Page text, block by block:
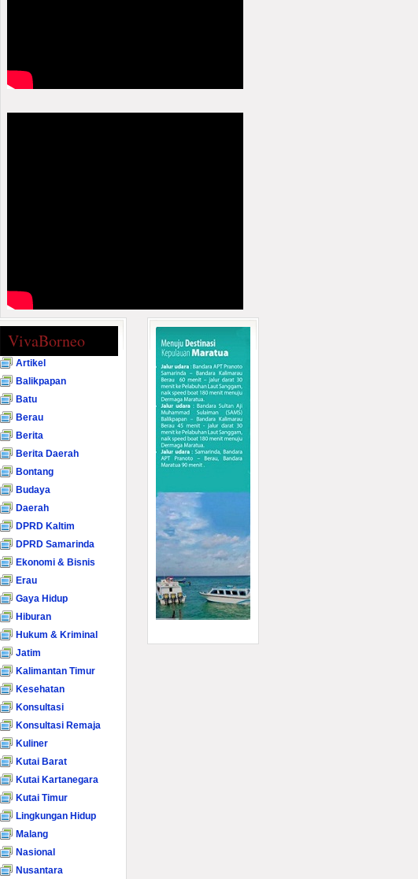
VivaBorneo
Artikel
Balikpapan
Batu
Berau
Berita
Berita Daerah
Bontang
Budaya
Daerah
DPRD Kaltim
DPRD Samarinda
Ekonomi & Bisnis
Erau
Gaya Hidup
Hiburan
Hukum & Kriminal
Jatim
Kalimantan Timur
Kesehatan
Konsultasi
Konsultasi Remaja
Kuliner
Kutai Barat
Kutai Kartanegara
Kutai Timur
Lingkungan Hidup
Malang
Nasional
Nusantara